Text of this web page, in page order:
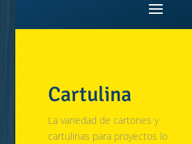
Cartulina
La variedad de cartones y
cartulinas para proyectos lo